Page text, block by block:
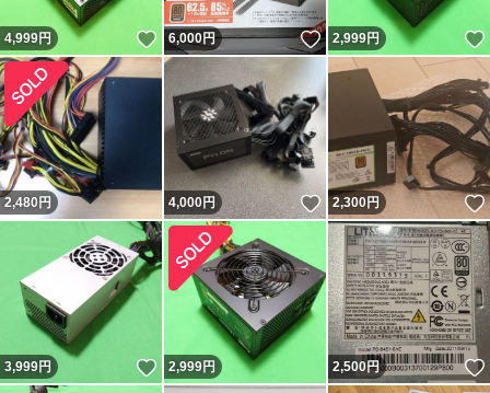
4,999円 いいね！
6,000円 いいね！
2,999円
2,480 円 4,000円 いいね！
2,300円
3,999円 いいね！
2,999円 2,500円